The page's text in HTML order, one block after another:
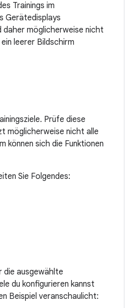
Trainings im
Gerätedisplays
möglicherweise nicht
leerer Bildschirm
Prüfe diese
möglicherweise nicht alle
können sich die Funktionen
Sie Folgendes:
die ausgewählte
du konfigurieren kannst
Beispiel veranschaulicht: